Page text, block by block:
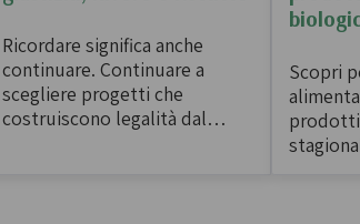
Ricordare significa anche
continuare. Continuare a
scegliere progetti che
costruiscono legalità dal
Scopri